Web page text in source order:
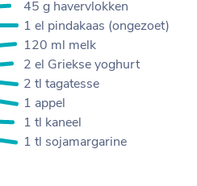
45 g havervlokken
1 el pindakaas (ongezoet)
120 ml melk
2 el Griekse yoghurt
2 tl tagatesse
1 appel
1 tl kaneel
1 tl sojamargarine